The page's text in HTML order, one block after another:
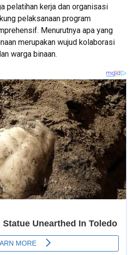
pelatihan kerja dan organisasi
pelaksanaan program
Menurutnya apa yang
merupakan wujud kolaborasi
warga binaan.